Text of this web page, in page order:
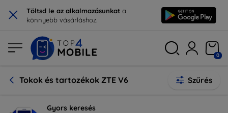
× Töltsd le az alkalmazásunkat a
könnyebb vásárláshoz.
0
Tokok és tartozékok ZTE V6 Szűrés
Gyors keresés